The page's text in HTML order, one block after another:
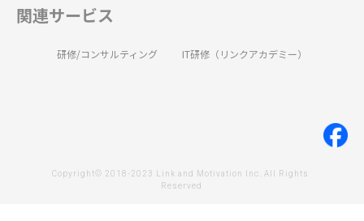
関連サービス
研修/コンサルティング IT研修（リンクアカデミー）
Copyright© 2018-2023 Link and Motivation Inc. All Rights
Reserved